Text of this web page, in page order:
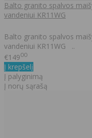
Balto granito spalvos
vandeniui KR11WG
Balto granito spalvos
vandeniui KR11WG ..
€14900
Į krepšelį
Į palyginimą
Į norų sąrašą